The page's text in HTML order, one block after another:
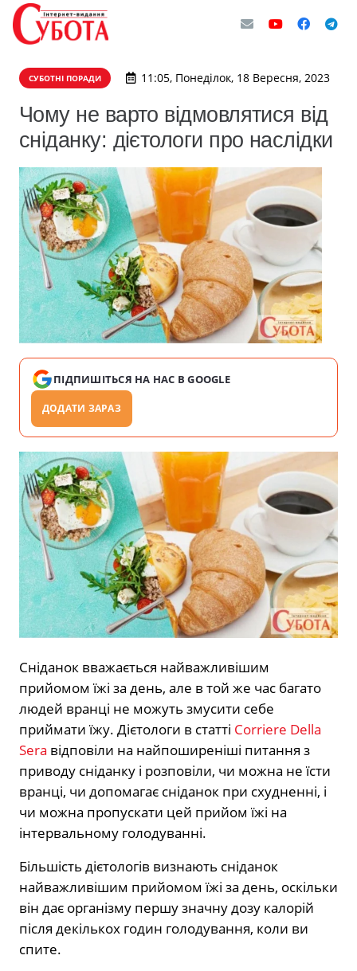
СУБОТНІ ПОРАДИ 11:05, Понеділок, 18 Вересня, 2023
Чому не варто відмовлятися від
сніданку: дієтологи про наслідки
ПІДПИШІТЬСЯ НА НАС В GOOGLE
ДОДАТИ ЗАРАЗ
Сніданок вважається найважливішим
прийомом їжі за день, але в той же час багато
людей вранці не можуть змусити себе
приймати їжу. Дієтологи в статті Corriere Della
Sera відповіли на найпоширеніші питання з
приводу сніданку і розповіли, чи можна не їсти
вранці, чи допомагає сніданок при схудненні, і
чи можна пропускати цей прийом їжі на
інтервальному голодуванні.
Більшість дієтологів визнають сніданок
найважливішим прийомом їжі за день, оскільки
він дає організму першу значну дозу калорій
після декількох годин голодування, коли ви
спите.